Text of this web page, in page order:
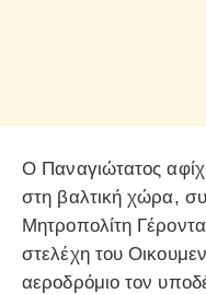
Ο Παναγιώτατος
στη βαλτική χώρα,
Μητροπολίτη
στελέχη του
αεροδρόμιο τον